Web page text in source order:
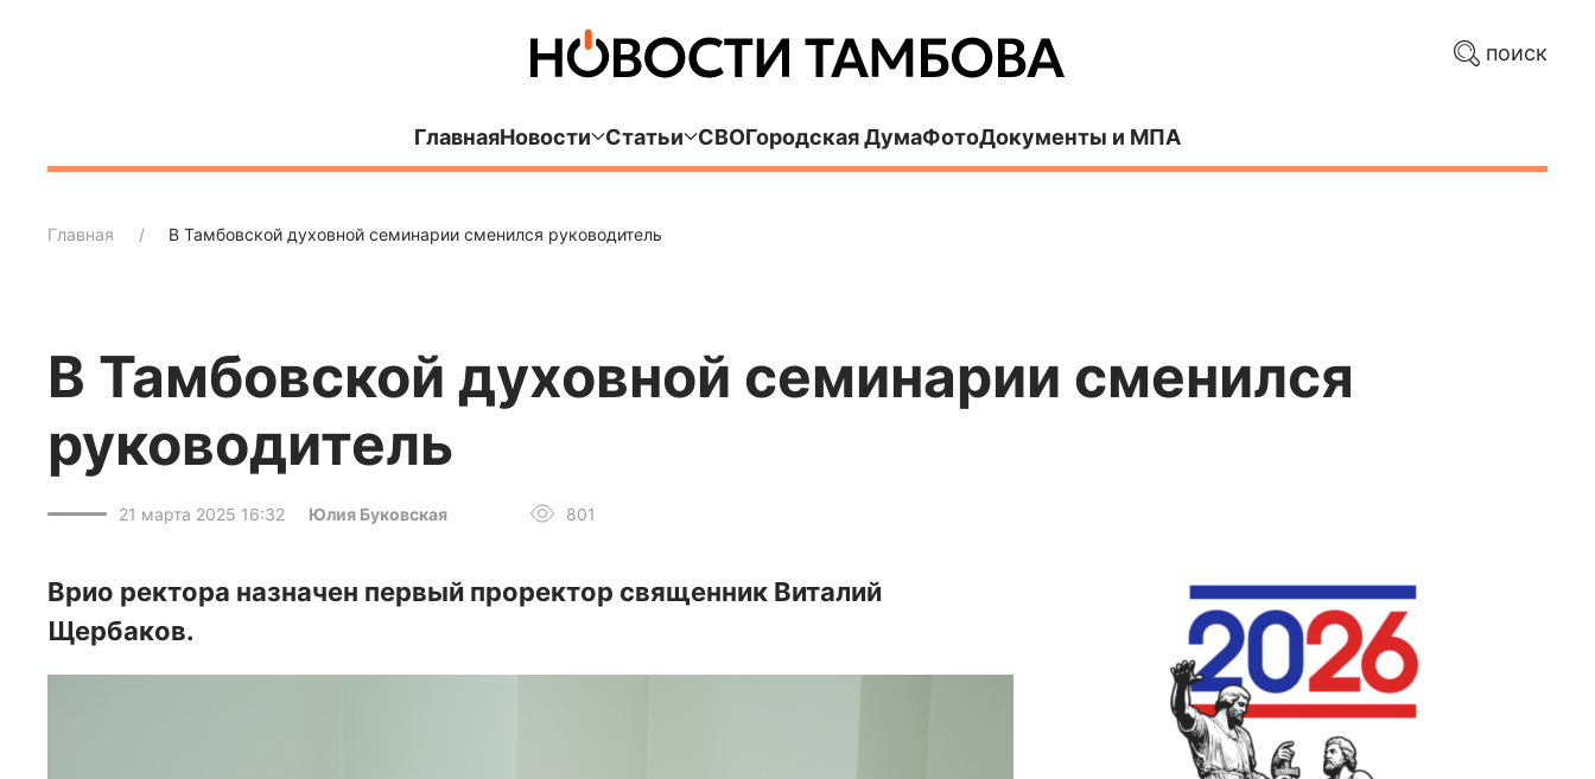
поиск
ГлавнаяНовости Статьи СВОГородская ДумаФотоДокументы и МПА
Главная В Тамбовской духовной семинарии сменился руководитель
В Тамбовской духовной семинарии сменился
руководитель
21 марта 2025 16:32 Юлия Буковская 801
Врио ректора назначен первый проректор священник Виталий
Щербаков.